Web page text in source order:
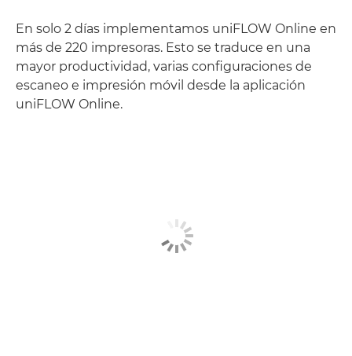
En solo 2 días implementamos uniFLOW Online en
más de 220 impresoras. Esto se traduce en una
mayor productividad, varias configuraciones de
escaneo e impresión móvil desde la aplicación
uniFLOW Online.